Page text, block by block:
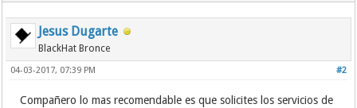
Jesus Dugarte
BlackHat Bronce
#2
04-03-2017, 07:39 PM
Compañero lo mas recomendable es que solicites los servicios de